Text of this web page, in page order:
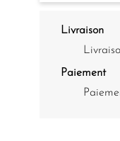
Livraison
Paiement